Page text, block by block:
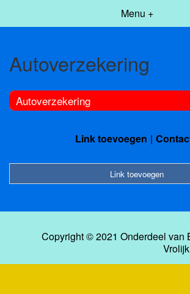
Menu +
Autoverzekering
Autoverzekering
Link toevoegen
Link toevoegen
Copyright © 2021 Onderdeel van